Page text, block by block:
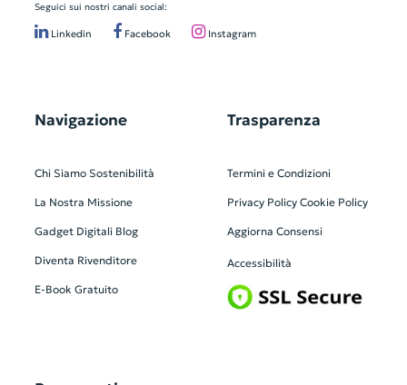
Seguici sui nostri canali social:
Linkedin Facebook Instagram
Navigazione
Chi Siamo Sostenibilità
La Nostra Missione
Gadget Digitali Blog
Diventa Rivenditore
E-Book Gratuito
Trasparenza
Termini e Condizioni
Privacy Policy Cookie Policy
Aggiorna Consensi
Accessibilità